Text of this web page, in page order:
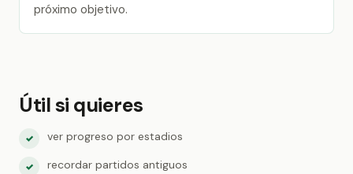
próximo objetivo.
Útil si quieres
✓ ver progreso por estadios
✓ recordar partidos antiguos